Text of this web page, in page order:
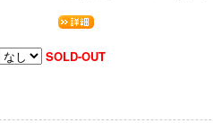
SOLD-OUT